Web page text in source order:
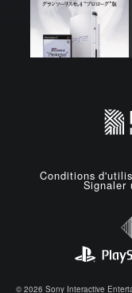
Conditions
Signaler
© 2026 Sony Interactive